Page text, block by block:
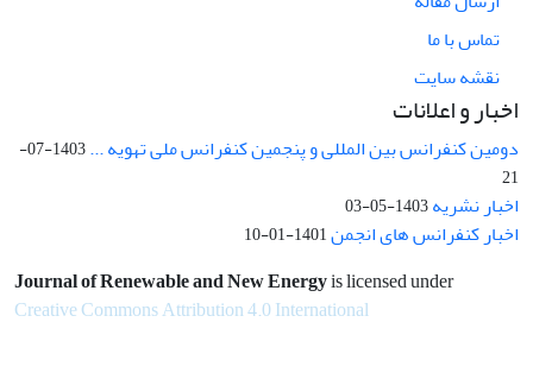
تماس با ما
نقشه سایت
اخبار و اعلانات
دومین کنفرانس بین المللی و پنجمین کنفرانس ملی تهویه ...
1403-07-
21
اخبار نشریه1403-05-03
اخبار کنفرانس های انجمن1401-01-10
Journal of Renewable and New Energyis licensed under
Creative Commons Attribution 4.0 International